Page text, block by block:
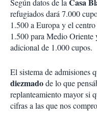
Según datos de laCasa
refugiados dará 7.000
1.500 a Europa y el
1.500 para Medio
adicional de 1.000 cupos.
El sistema de admisiones
diezmadode lo que
replanteamiento mayor si
cifras a las que nos